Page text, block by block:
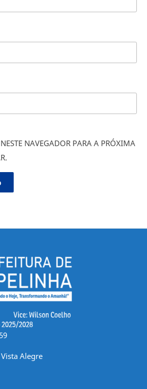
NAVEGADOR PARA A PRÓXIMA
Alegre